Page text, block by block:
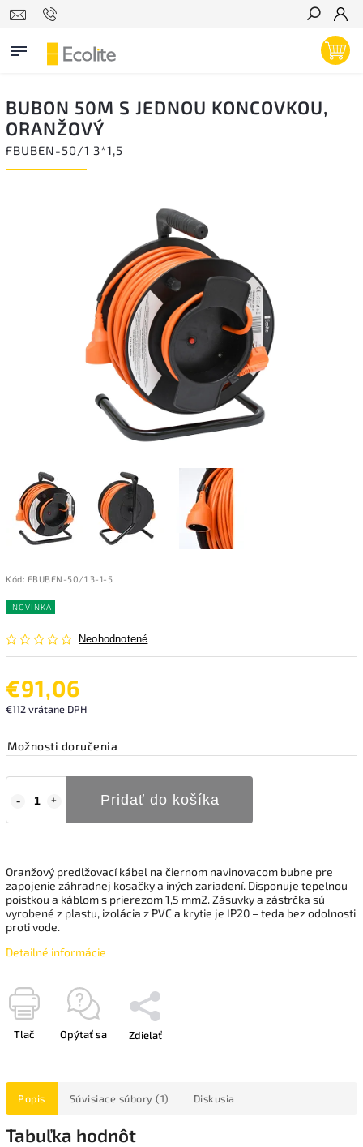
Hľadať
BUBON 50M S JEDNOU KONCOVKOU,
ORANŽOVÝ
FBUBEN-50/1 3*1,5
Kód: FBUBEN-50/1 3-1-5
NOVINKA
Neohodnotené
€91,06
€112 vrátane DPH
Možnosti doručenia
Pridať do košíka
Oranžový predlžovací kábel na čiernom navinovacom bubne pre
zapojenie záhradnej kosačky a iných zariadení. Disponuje tepelnou
poistkou a káblom s prierezom 1,5 mm2. Zásuvky a zástrčka sú
vyrobené z plastu, izolácia z PVC a krytie je IP20 – teda bez odolnosti
proti vode.
Detailné informácie
Tlač Opýtať sa Zdieľať
Popis Súvisiace súbory (1) Diskusia
Tabuľka hodnôt